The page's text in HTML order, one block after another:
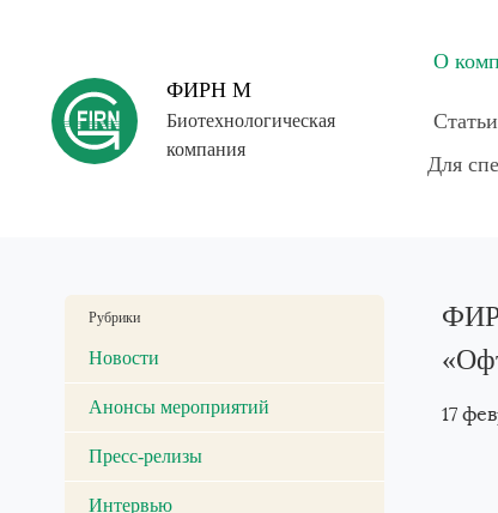
Введите поисковый запрос и нажмите «Enter»
ФИРН М
Биотехнологическая
компания
О
Статьи
Для
Рубрики
Новости
Анонсы мероприятий
Пресс-релизы
Интервью
17